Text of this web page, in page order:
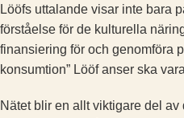
Lööfs uttalande visar inte bara
förståelse för de kulturella
finansiering för och genomföra
konsumtion” Lööf anser ska
Nätet blir en allt viktigare del